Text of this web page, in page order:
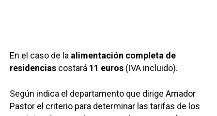
En el caso de la alimentación completa de
residencias costará 11 euros (IVA incluido).
Según indica el departamento que dirige Amador
Pastor el criterio para determinar las tarifas de los